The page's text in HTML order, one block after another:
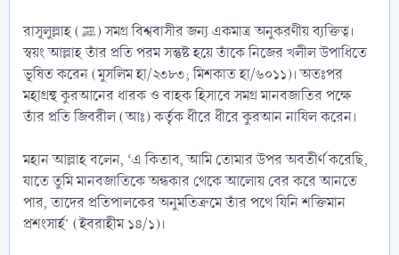
রাসূলুল্লাহ (ﷺ) সমগ্র বিশ্ববাসীর জন্য একমাত্র অনুকরণীয় ব্যক্তিত্ব।
স্বয়ং আল্লাহ তাঁর প্রতি পরম সন্তুষ্ট হয়ে তাঁকে নিজের খলীল উপাধিতে
ভূষিত করেন (মুসলিম হা/২৩৮৩; মিশকাত হা/৬০১১)। অতঃপর
মহাগ্রন্থ কুরআনের ধারক ও বাহক হিসাবে সমগ্র মানবজাতির পক্ষে
তাঁর প্রতি জিবরীল (আঃ) কর্তৃক ধীরে ধীরে কুরআন নাযিল করেন।
মহান আল্লাহ বলেন, ‘এ কিতাব, আমি তোমার উপর অবতীর্ণ করেছি,
যাতে তুমি মানবজাতিকে অন্ধকার থেকে আলোয় বের করে আনতে
পার, তাদের প্রতিপালকের অনুমতিক্রমে তাঁর পথে যিনি শক্তিমান
প্রশংসার্হ’ (ইবরাহীম ১৪/১)।